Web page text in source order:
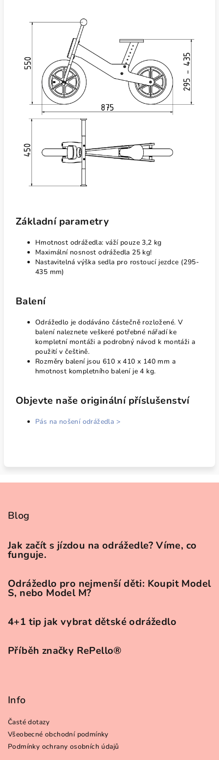
Základní parametry
Hmotnost odrážedla: váží pouze 3,2 kg
Maximální nosnost odrážedla 25 kg!
Nastavitelná výška sedla pro rostoucí jezdce (295-
435 mm)
Balení
Odrážedlo je dodáváno částečně rozložené. V
balení naleznete veškeré potřebné nářadí ke
kompletní montáži a podrobný návod k montáži a
použití v češtině.
Rozměry balení jsou 610 x 410 x 140 mm a
hmotnost kompletního balení je 4 kg.
Objevte naše originální příslušenství
Pás na nošení odrážedla >
Blog
Jak začít s jízdou na odrážedle? Víme, co
funguje.
Odrážedlo pro nejmenší děti: Koupit Model
S, nebo Model M?
4+1 tip jak vybrat dětské odrážedlo
Příběh značky RePello®
Info
Časté dotazy
Všeobecné obchodní podmínky
Podmínky ochrany osobních údajů